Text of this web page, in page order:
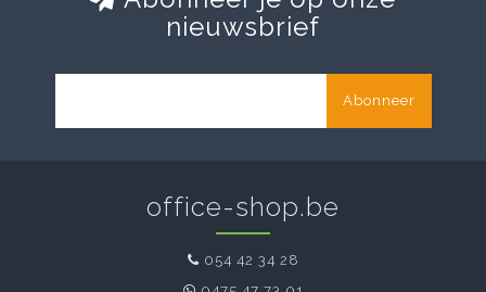
nieuwsbrief
Abonneer
office-shop.be
054 42 34 28